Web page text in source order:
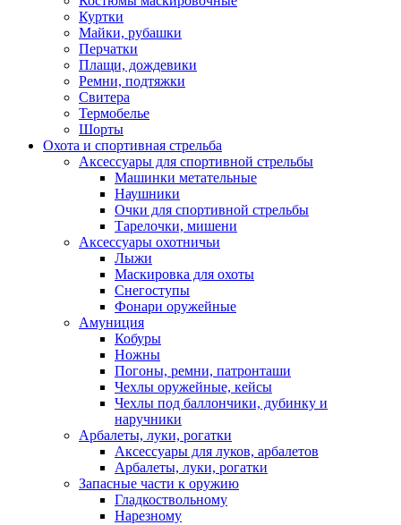
Куртки
Майки, рубашки
Перчатки
Плащи, дождевики
Ремни, подтяжки
Свитера
Термобелье
Шорты
Охота и спортивная стрельба
Аксессуары для спортивной стрельбы
Машинки метательные
Наушники
Очки для спортивной стрельбы
Тарелочки, мишени
Аксессуары охотничьи
Лыжи
Маскировка для охоты
Снегоступы
Фонари оружейные
Амуниция
Кобуры
Ножны
Погоны, ремни, патронташи
Чехлы оружейные, кейсы
Чехлы под баллончики, дубинку и
наручники
Арбалеты, луки, рогатки
Аксессуары для луков, арбалетов
Арбалеты, луки, рогатки
Запасные части к оружию
Гладкоствольному
Нарезному